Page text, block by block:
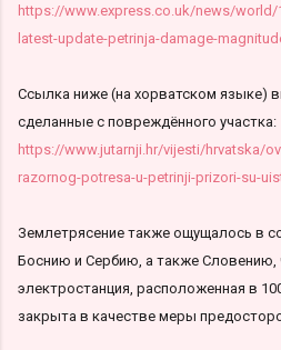
https://www.express.co.uk/news/world/
latest-update-petrinja-damage-
Ссылка ниже (на хорватском языке)
сделанные с повреждённого участка:
https://www.jutarnji.hr/vijesti/hrvatska/
razornog-potresa-u-petrinji-prizori-su-
Землетрясение также ощущалось в
Боснию и Сербию, а также Словению,
электростанция, расположенная в
закрыта в качестве меры